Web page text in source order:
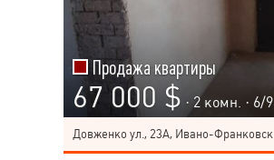
Продажа квартиры
67 000 $ · 2 комн. · 6/9
Довженко ул., 23А, Ивано-Франковск